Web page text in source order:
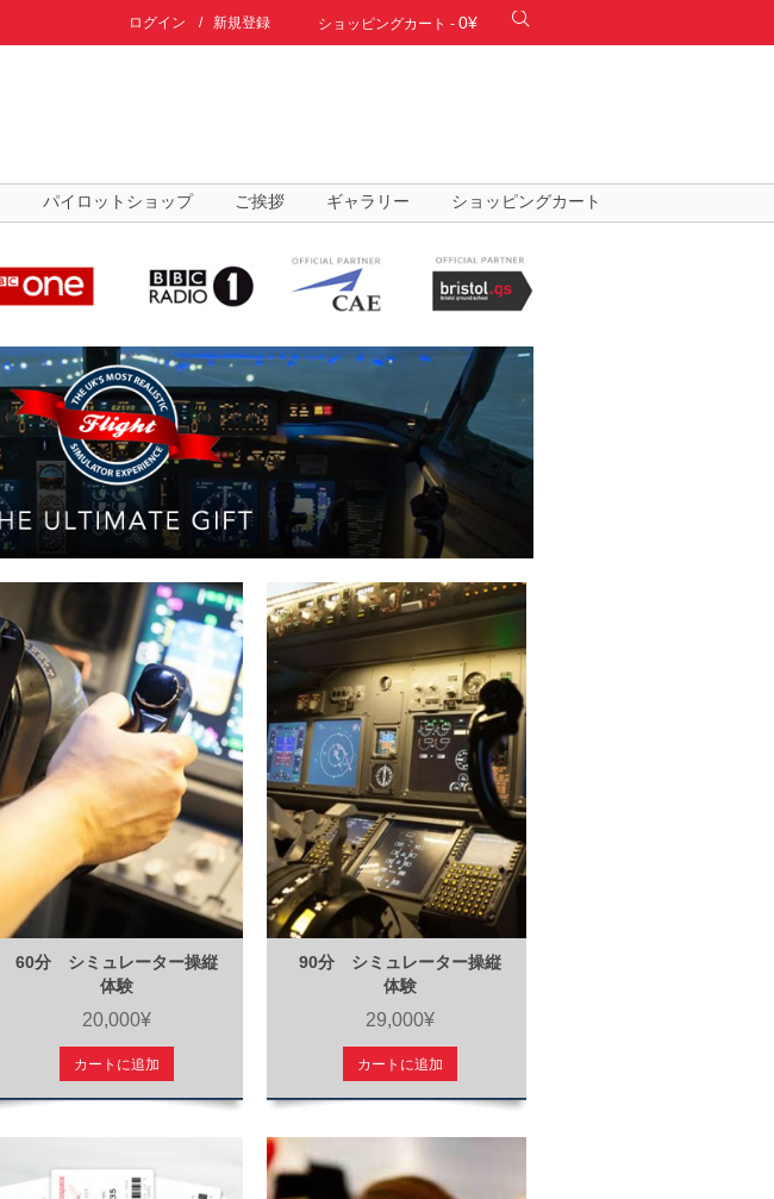
ショッピングカート - 0¥
ログイン / 新規登録
パイロットショップ ご挨拶 ギャラリー ショッピングカート
60分 シミュレーター操縦
体験
20,000¥
カートに追加
90分 シミュレーター操縦
体験
29,000¥
カートに追加